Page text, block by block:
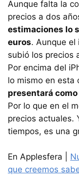
Aunque falta la
precios a dos
estimaciones lo
euros. Aunque el
subió los precios
Por encima del
lo mismo en esta
presentará
Por lo que en el
precios actuales.
tiempos, es una
En Applesfera |
que creemos